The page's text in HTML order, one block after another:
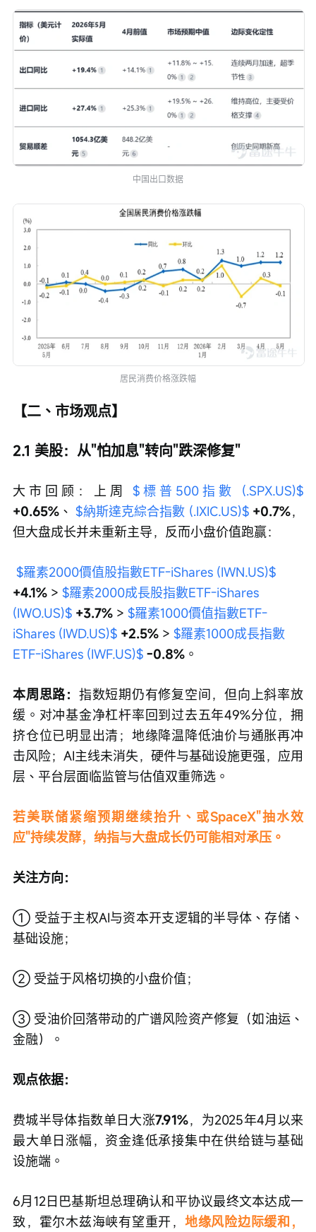
中国出口数据
居民消费价格涨跌幅
【二、市场观点】
2.1 美股：从"怕加息"转向"跌深修复"
大市回顾：上周 $標普500指數 (.SPX.US)$
+0.65% 、 $納斯達克綜合指數 (.IXIC.US)$ +0.7%，
但大盘成长并未重新主导，反而小盘价值跑赢：
$羅素2000價值股指數ETF-iShares (IWN.US)$
+4.1% > $羅素2000成長股指數ETF-iShares
(IWO.US)$ +3.7% > $羅素1000價值指數ETF-
iShares (IWD.US)$ +2.5% > $羅素1000成長指數
ETF-iShares (IWF.US)$ -0.8% 。
本周思路： 指数短期仍有修复空间，但向上斜率放
缓。对冲基金净杠杆率回到过去五年49%分位，拥
挤仓位已明显出清；地缘降温降低油价与通胀再冲
击风险；AI主线未消失，硬件与基础设施更强，应用
层、平台层面临监管与估值双重筛选。
若美联储紧缩预期继续抬升、或SpaceX"抽水效
应"持续发酵，纳指与大盘成长仍可能相对承压。
关注方向：
① 受益于主权AI与资本开支逻辑的半导体、存储、
基础设施；
② 受益于风格切换的小盘价值；
③ 受油价回落带动的广谱风险资产修复（如油运、
金融）。
观点依据：
费城半导体指数单日大涨7.91%，为2025年4月以来
最大单日涨幅，资金逢低承接集中在供给链与基础
设施端。
6月12日巴基斯坦总理确认和平协议最终文本达成一
致，霍尔木兹海峡有望重开， 地缘风险边际缓和，